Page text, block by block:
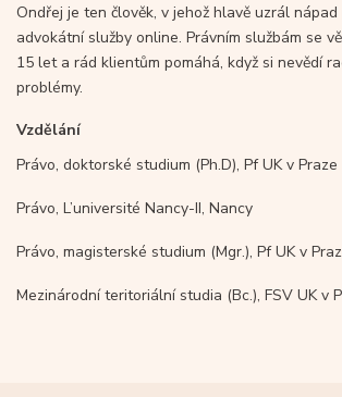
Ondřej je ten člověk, v jehož hlavě uzrál
advokátní služby online. Právním službám se
15 let a rád klientům pomáhá, když si nevědí
problémy.
Vzdělání
Právo, doktorské studium (Ph.D), Pf UK v Praze
Právo, L’université Nancy-II, Nancy
Právo, magisterské studium (Mgr.), Pf UK v
Mezinárodní teritoriální studia (Bc.), FSV UK v